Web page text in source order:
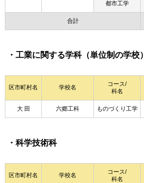
都市工学
合計
・工業に関する学科（単位制の学校）
区市町村名 学校名
コース/
科名
大 田 六郷工科 ものづくり工学
・科学技術科
区市町村名 学校名
コース/
科名